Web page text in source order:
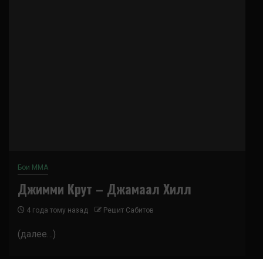
Бои ММА
Джимми Крут – Джамаал Хилл
4 года тому назад Решит Сабитов
(далее…)